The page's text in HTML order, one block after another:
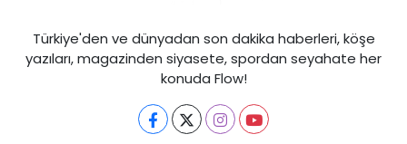
Türkiye'den ve dünyadan son dakika haberleri, köşe
yazıları, magazinden siyasete, spordan seyahate her
konuda Flow!